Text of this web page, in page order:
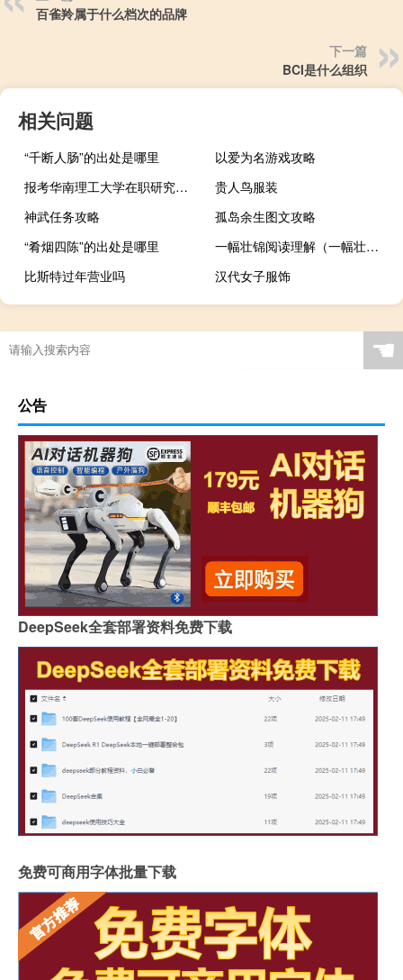
百雀羚属于什么档次的品牌
下一篇
BCI是什么组织
相关问题
“千断人肠”的出处是哪里
以爱为名游戏攻略
报考华南理工大学在职研究生都需要参加哪些考试
贵人鸟服装
神武任务攻略
孤岛余生图文攻略
“肴烟四陈”的出处是哪里
一幅壮锦阅读理解（一幅壮锦原文）
比斯特过年营业吗
汉代女子服饰
☚
公告
DeepSeek全套部署资料免费下载
免费可商用字体批量下载